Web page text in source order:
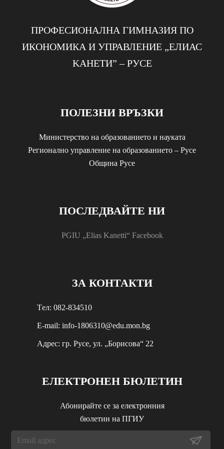
ПРОФЕСИОНАЛНА ГИМНАЗИЯ ПО
ИКОНОМИКА И УПРАВЛЕНИЕ „EЛИАС
KАНЕТИ” – РУСЕ
ПОЛЕЗНИ ВРЪЗКИ
Министерство на образованието и науката
Регионално управление на образованието – Русе
Община Русе
ПОСЛЕДВАЙТЕ НИ
PGIU „Elias Kanetti“ Facebook
ЗА КОНТАКТИ
Tел: 082-834510
E-mail: info-1806310@edu.mon.bg
Aдрес: гр. Русе, ул. „Борисова“ 22
ЕЛЕКТРОНЕН БЮЛЕТИН
Абонирайте се за електронния
бюлетин на ПГИУ